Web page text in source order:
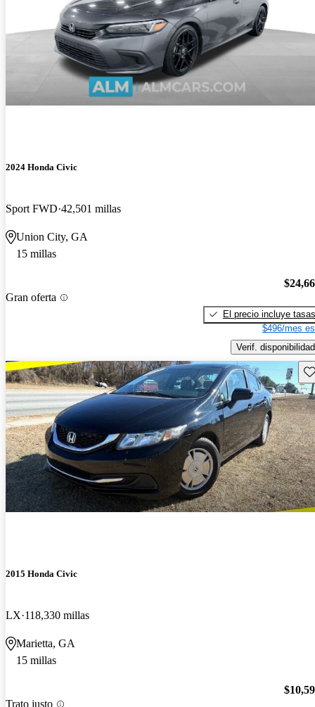
2024 Honda Civic
Sport FWD 42,501 millas
Union City, GA
15 millas
Gran oferta
El precio incluye tasas
$496/mes
Verif. disponibilidad
2015 Honda Civic
LX 118,330 millas
Marietta, GA
15 millas
Trato justo